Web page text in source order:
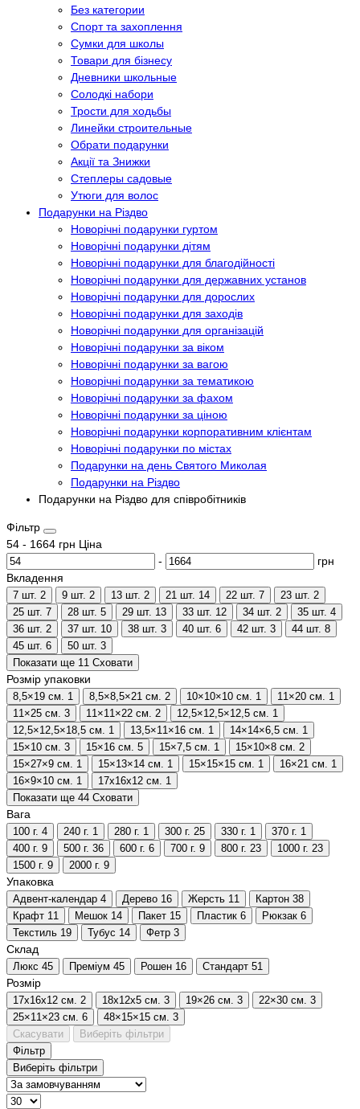
Без категории
Спорт та захоплення
Сумки для школы
Товари для бізнесу
Дневники школьные
Солодкі набори
Трости для ходьбы
Линейки строительные
Обрати подарунки
Акції та Знижки
Степлеры садовые
Утюги для волос
Подарунки на Різдво
Новорічні подарунки гуртом
Новорічні подарунки дітям
Новорічні подарунки для благодійності
Новорічні подарунки для державних установ
Новорічні подарунки для дорослих
Новорічні подарунки для заходів
Новорічні подарунки для організацій
Новорічні подарунки за віком
Новорічні подарунки за вагою
Новорічні подарунки за тематикою
Новорічні подарунки за фахом
Новорічні подарунки за ціною
Новорічні подарунки корпоративним клієнтам
Новорічні подарунки по містах
Подарунки на день Святого Миколая
Подарунки на Різдво
Подарунки на Різдво для співробітників
Фільтр
54 - 1664 грн Ціна
-
грн
Вкладення
7 шт. 2 9 шт. 2 13 шт. 2 21 шт. 14 22 шт. 7 23 шт. 2
25 шт. 7 28 шт. 5 29 шт. 13 33 шт. 12 34 шт. 2 35 шт. 4
36 шт. 2 37 шт. 10 38 шт. 3 40 шт. 6 42 шт. 3 44 шт. 8
45 шт. 6 50 шт. 3
Показати ще 11 Сховати
Розмір упаковки
8,5×19 см. 1 8,5×8,5×21 см. 2 10×10×10 см. 1 11×20 см. 1
11×25 см. 3 11×11×22 см. 2 12,5×12,5×12,5 см. 1
12,5×12,5×18,5 см. 1 13,5×11×16 см. 1 14×14×6,5 см. 1
15×10 см. 3 15×16 см. 5 15×7,5 см. 1 15×10×8 см. 2
15×27×9 см. 1 15×13×14 см. 1 15×15×15 см. 1 16×21 см. 1
16×9×10 см. 1 17х16х12 см. 1
Показати ще 44 Сховати
Вага
100 г. 4 240 г. 1 280 г. 1 300 г. 25 330 г. 1 370 г. 1
400 г. 9 500 г. 36 600 г. 6 700 г. 9 800 г. 23 1000 г. 23
1500 г. 9 2000 г. 9
Упаковка
Адвент-календар 4 Дерево 16 Жерсть 11 Картон 38
Крафт 11 Мешок 14 Пакет 15 Пластик 6 Рюкзак 6
Текстиль 19 Тубус 14 Фетр 3
Склад
Люкс 45 Преміум 45 Рошен 16 Стандарт 51
Розмір
17х16х12 см. 2 18х12х5 см. 3 19×26 см. 3 22×30 см. 3
25×11×23 см. 6 48×15×15 см. 3
Скасувати
Виберіть фільтри
Фільтр
Виберіть фільтри